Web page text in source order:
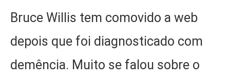
Bruce Willis tem comovido a web
depois que foi diagnosticado com
demência. Muito se falou sobre o